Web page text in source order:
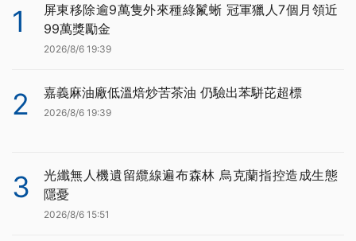
1
屏東移除逾9萬隻外來種綠鬣蜥 冠軍獵人7個月領近
99萬獎勵金
2026/8/6 19:39
2 嘉義麻油廠低溫焙炒苦茶油 仍驗出苯駢芘超標
2026/8/6 19:39
3
光纖無人機遺留纜線遍布森林 烏克蘭指控造成生態
隱憂
2026/8/6 15:51